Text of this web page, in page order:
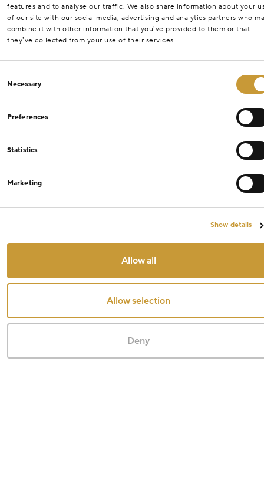
features and to analyse our traffic. We also share information about your
of our site with our social media, advertising and analytics partners who
combine it with other information that you’ve provided to them or that
they’ve collected from your use of their services.
Selection
Necessary
Preferences
Statistics
Marketing
Show details
Allow all
Allow selection
Deny